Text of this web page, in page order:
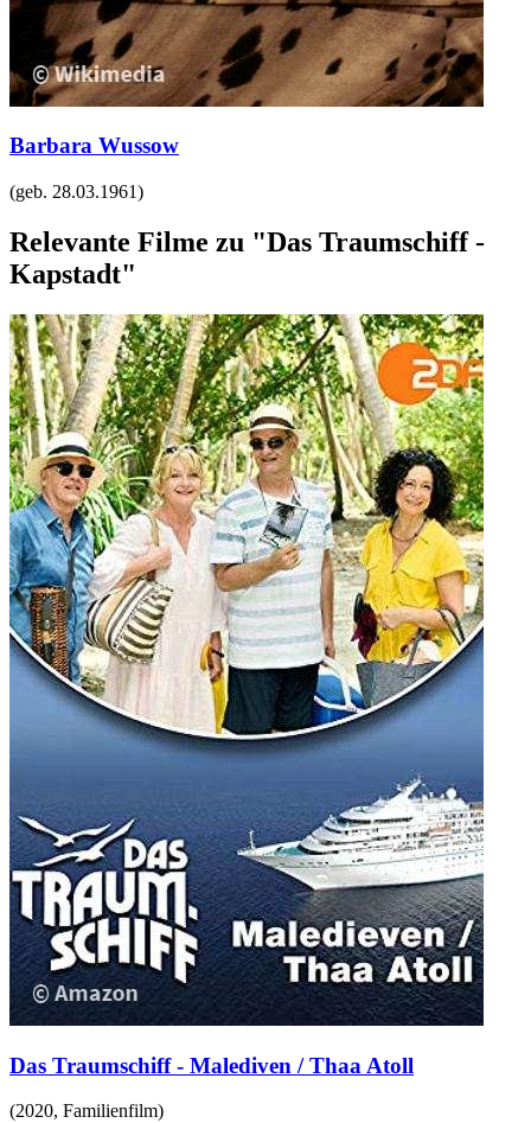
Barbara Wussow
(geb. 28.03.1961)
Relevante Filme zu "Das Traumschiff -
Kapstadt"
Das Traumschiff - Malediven / Thaa Atoll
(2020, Familienfilm)